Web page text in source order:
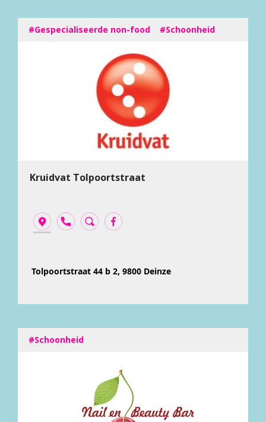
#Gespecialiseerde non-food #Schoonheid
Kruidvat Tolpoortstraat
Tolpoortstraat 44 b 2, 9800 Deinze
#Schoonheid